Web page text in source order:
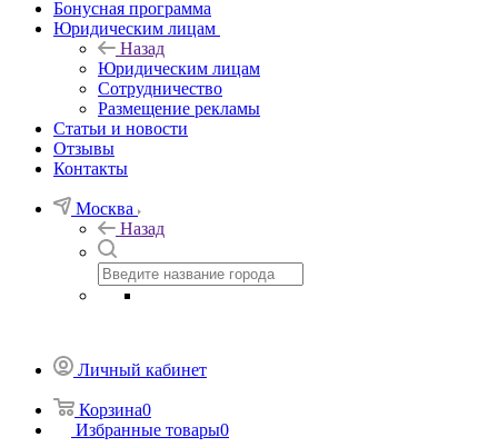
Бонусная программа
Юридическим лицам
Назад
Юридическим лицам
Сотрудничество
Размещение рекламы
Статьи и новости
Отзывы
Контакты
Москва
Назад
Личный кабинет
Корзина0
Избранные товары0